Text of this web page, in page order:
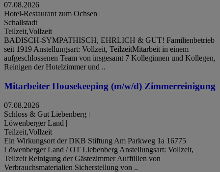
07.08.2026 |
Hotel-Restaurant zum Ochsen |
Schallstadt |
Teilzeit,Vollzeit
BADISCH-SYMPATHISCH, EHRLICH & GUT! Familienbetrieb
seit 1919 Anstellungsart: Vollzeit, TeilzeitMitarbeit in einem
aufgeschlossenen Team von insgesamt 7 Kolleginnen und Kollegen,
Reinigen der Hotelzimmer und ..
Mitarbeiter Housekeeping (m/w/d) Zimmerreinigung
07.08.2026 |
Schloss & Gut Liebenberg |
Löwenberger Land |
Teilzeit,Vollzeit
Ein Wirkungsort der DKB Stiftung Am Parkweg 1a 16775
Löwenberger Land / OT Liebenberg Anstellungsart: Vollzeit,
Teilzeit Reinigung der Gästezimmer Auffüllen von
Verbrauchsmaterialien Sicherstellung von ..